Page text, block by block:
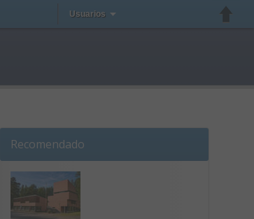
Usuarios
Recomendado